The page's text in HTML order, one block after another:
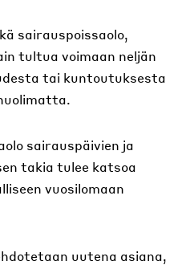
sairauspoissaolo,
tultua voimaan neljän
tai kuntoutuksesta
sairauspäivien ja
takia tulee katsoa
vuosilomaan
uutena asiana,